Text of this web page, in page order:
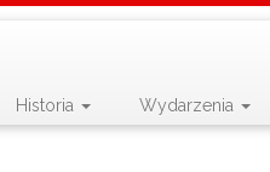
Historia Wydarzenia